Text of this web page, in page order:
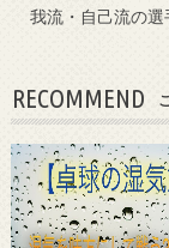
我流・自己流の
RECOMMEND